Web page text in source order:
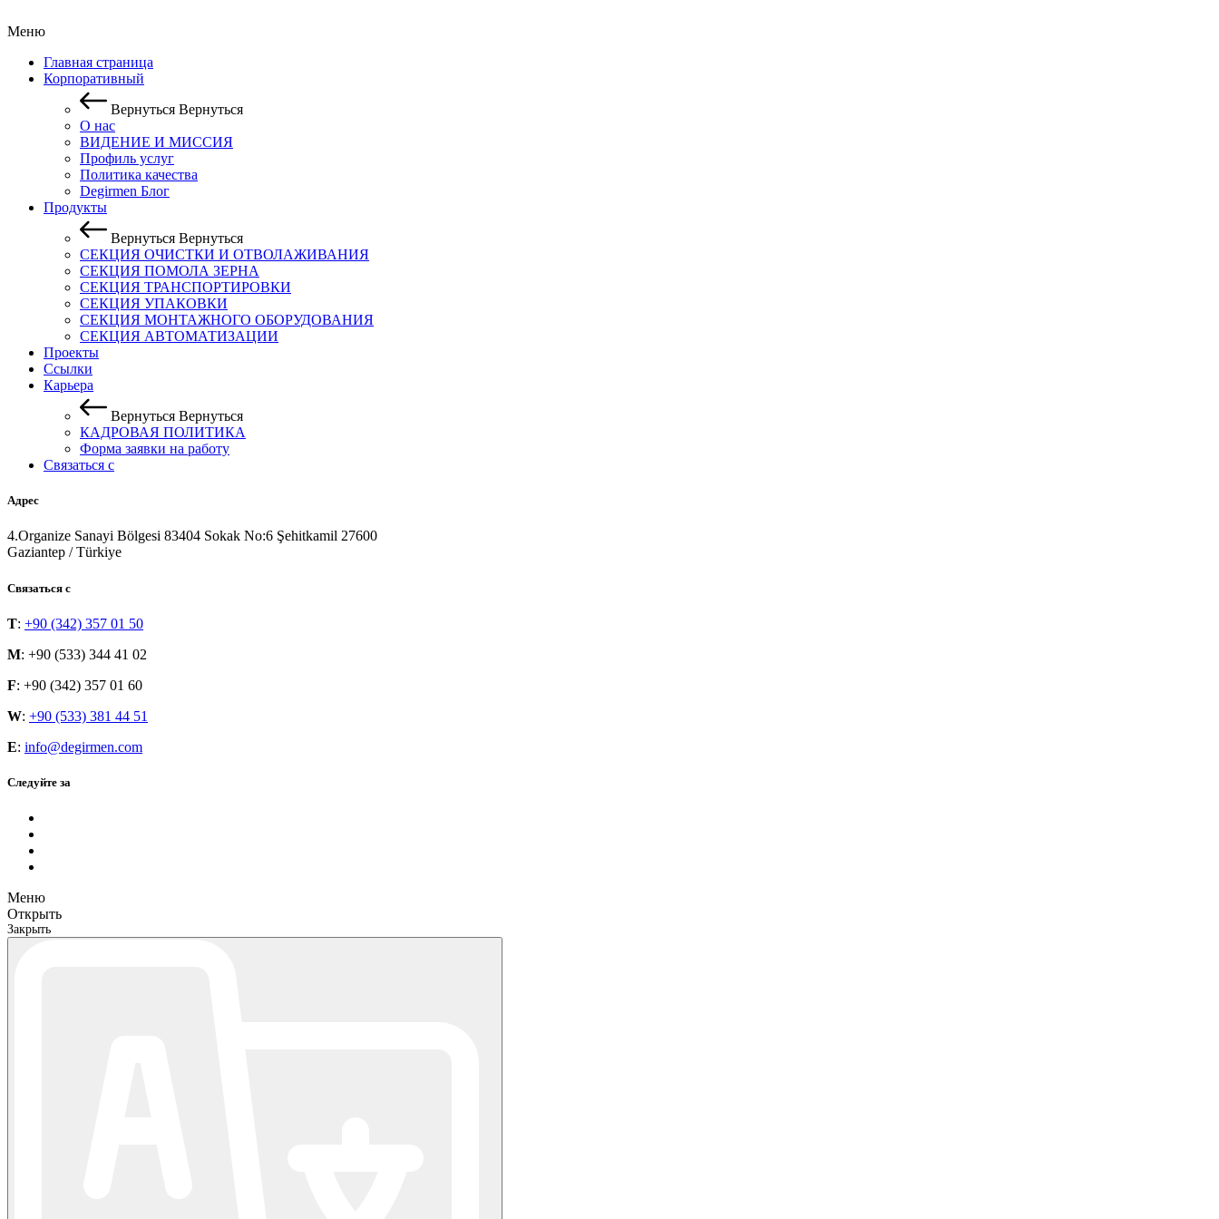
Меню
Главная страница
Корпоративный
Вернуться Вернуться
О нас
ВИДЕНИЕ И МИССИЯ
Профиль услуг
Политика качества
Degirmen Блог
Продукты
Вернуться Вернуться
СЕКЦИЯ ОЧИСТКИ И OТВОЛАЖИВАНИЯ
СЕКЦИЯ ПОМОЛА ЗЕРНА
СЕКЦИЯ ТРАНСПОРТИРОВКИ
СЕКЦИЯ УПАКОВКИ
СЕКЦИЯ МОНТАЖНОГО ОБОРУДОВАНИЯ
СЕКЦИЯ АВТОМАТИЗАЦИИ
Проекты
Ссылки
Карьера
Вернуться Вернуться
КАДРОВАЯ ПОЛИТИКА
Форма заявки на работу
Связаться с
Адрес
4.Organize Sanayi Bölgesi 83404 Sokak No:6 Şehitkamil 27600
Gaziantep / Türkiye
Связаться с
T: +90 (342) 357 01 50
M: +90 (533) 344 41 02
F: +90 (342) 357 01 60
W: +90 (533) 381 44 51
E: info@degirmen.com
Следуйте за
Меню
Открыть
Закрыть